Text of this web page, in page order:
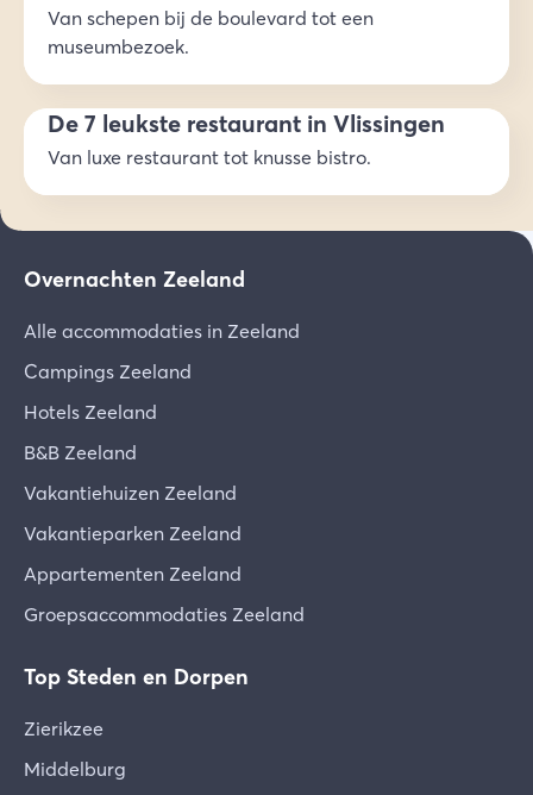
Van schepen bij de boulevard tot een
museumbezoek.
De 7 leukste restaurant in Vlissingen
Van luxe restaurant tot knusse bistro.
Overnachten Zeeland
Alle accommodaties in Zeeland
Campings Zeeland
Hotels Zeeland
B&B Zeeland
Vakantiehuizen Zeeland
Vakantieparken Zeeland
Appartementen Zeeland
Groepsaccommodaties Zeeland
Top Steden en Dorpen
Zierikzee
Middelburg